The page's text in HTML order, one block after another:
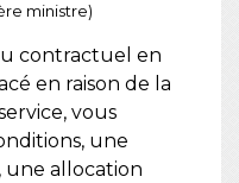
ministre)
contractuel en
en raison de la
vous
une
allocation